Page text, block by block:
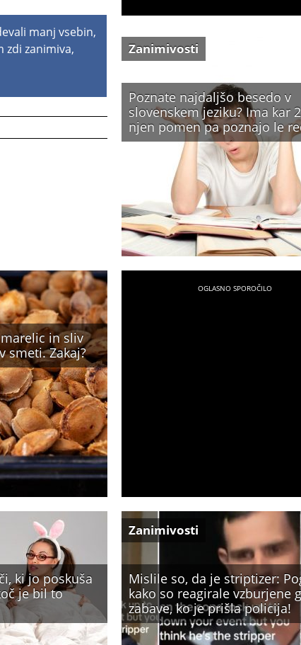
manj vsebin,
zdi zanimiva,
Poznate najdaljšo besedo v
slovenskem jeziku? Ima kar
njen pomen pa poznajo le
Zanimivosti
in sliv
smeti. Zakaj?
ki jo poskuša
je bil to
Mislile so, da je striptizer:
kako so reagirale vzburjene
zabave, ko je prišla policija!
Zanimivosti